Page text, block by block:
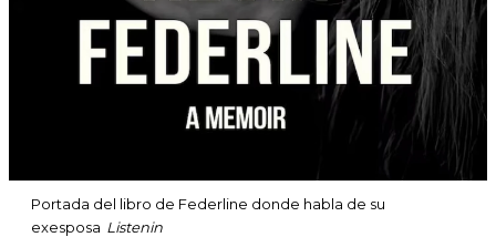
Portada del libro de Federline donde habla de su
exesposa Listenin